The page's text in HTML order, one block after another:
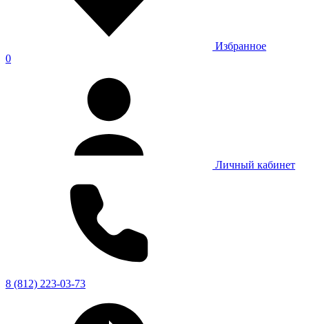
Избранное
0
Личный кабинет
8 (812) 223-03-73